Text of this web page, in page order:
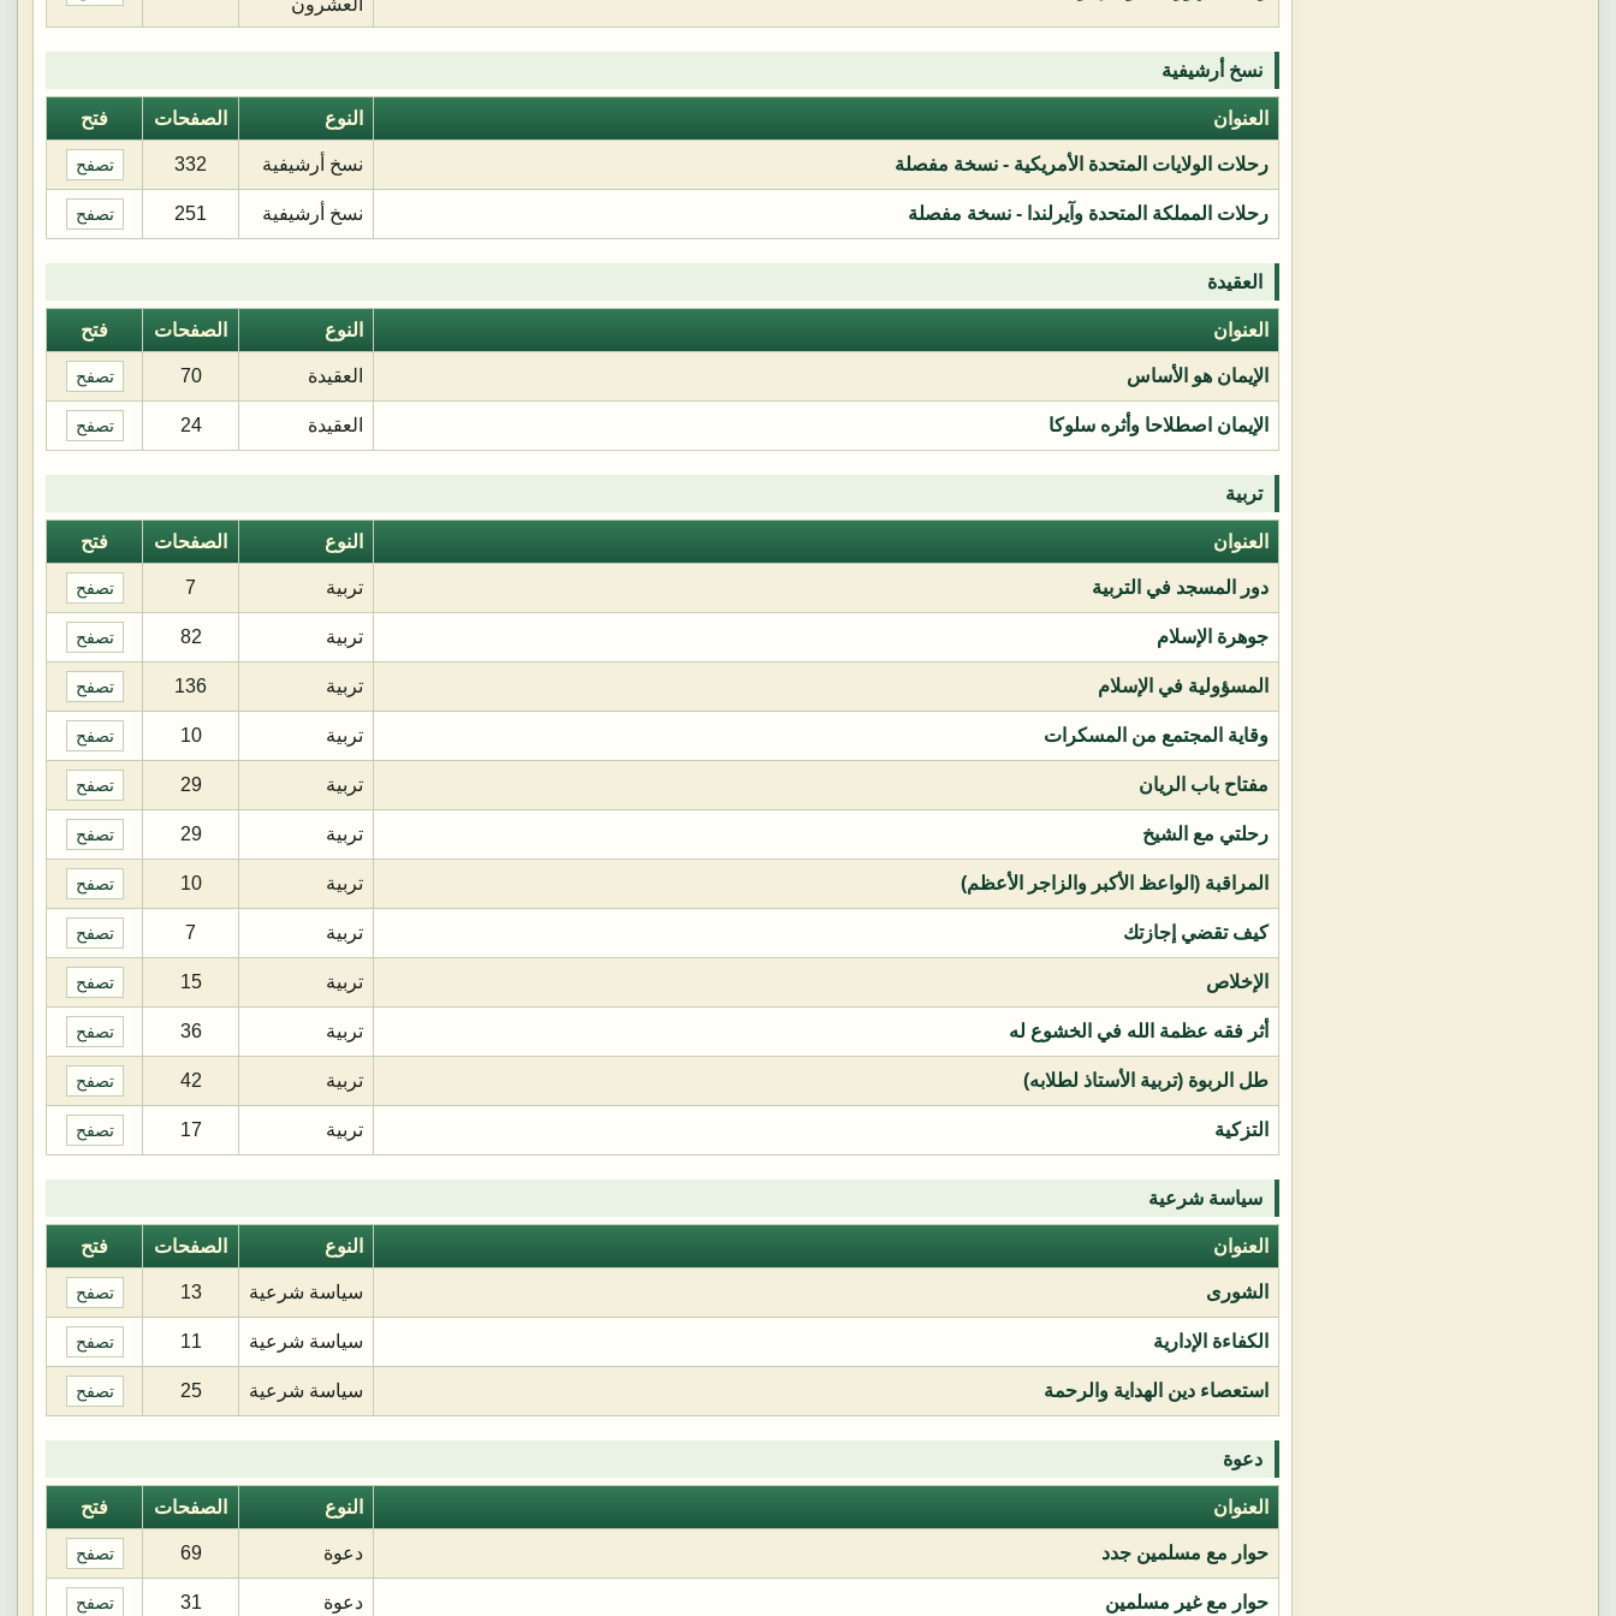
نسخ أرشيفية
العنوان النوع الصفحات فتح
رحلات الولايات المتحدة الأمريكية - نسخة مفصلة نسخ أرشيفية 332 تصفح
رحلات المملكة المتحدة وآيرلندا - نسخة مفصلة نسخ أرشيفية 251 تصفح
العقيدة
العنوان النوع الصفحات فتح
الإيمان هو الأساس العقيدة 70 تصفح
الإيمان اصطلاحا وأثره سلوكا العقيدة 24 تصفح
تربية
العنوان النوع الصفحات فتح
دور المسجد في التربية تربية 7 تصفح
جوهرة الإسلام تربية 82 تصفح
المسؤولية في الإسلام تربية 136 تصفح
وقاية المجتمع من المسكرات تربية 10 تصفح
مفتاح باب الريان تربية 29 تصفح
رحلتي مع الشيخ تربية 29 تصفح
المراقبة (الواعظ الأكبر والزاجر الأعظم) تربية 10 تصفح
كيف تقضي إجازتك تربية 7 تصفح
الإخلاص تربية 15 تصفح
أثر فقه عظمة الله في الخشوع له تربية 36 تصفح
طل الربوة (تربية الأستاذ لطلابه) تربية 42 تصفح
التزكية تربية 17 تصفح
سياسة شرعية
العنوان النوع الصفحات فتح
الشورى سياسة شرعية 13 تصفح
الكفاءة الإدارية سياسة شرعية 11 تصفح
استعصاء دين الهداية والرحمة سياسة شرعية 25 تصفح
دعوة
العنوان النوع الصفحات فتح
حوار مع مسلمين جدد دعوة 69 تصفح
حوار مع غير مسلمين دعوة 31 تصفح